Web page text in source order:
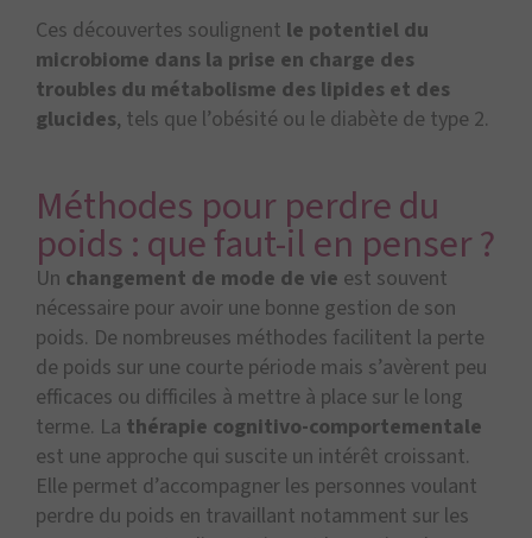
Ces découvertes soulignent le potentiel du
microbiome dans la prise en charge des
troubles du métabolisme des lipides et des
glucides, tels que l’obésité ou le diabète de type 2.
Méthodes pour perdre du
poids : que faut-il en penser ?
Un changement de mode de vie est souvent
nécessaire pour avoir une bonne gestion de son
poids. De nombreuses méthodes facilitent la perte
de poids sur une courte période mais s’avèrent peu
efficaces ou difficiles à mettre à place sur le long
terme. La thérapie cognitivo-comportementale
est une approche qui suscite un intérêt croissant.
Elle permet d’accompagner les personnes voulant
perdre du poids en travaillant notamment sur les